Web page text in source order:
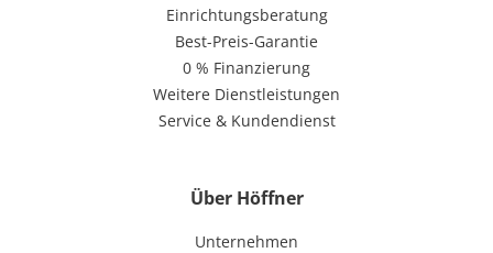
Einrichtungsberatung
Best-Preis-Garantie
0 % Finanzierung
Weitere Dienstleistungen
Service & Kundendienst
Über Höffner
Unternehmen